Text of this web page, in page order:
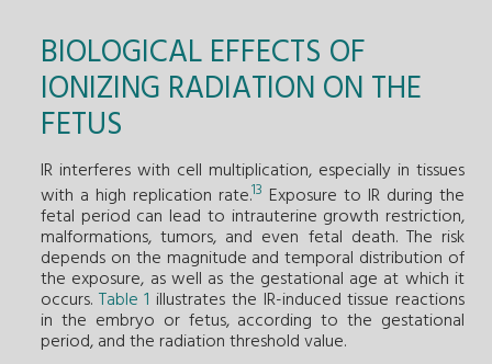
BIOLOGICAL EFFECTS OF
IONIZING RADIATION ON THE
FETUS
IR interferes with cell multiplication, especially in tissues
with a high replication rate.13 Exposure to IR during the
fetal period can lead to intrauterine growth restriction,
malformations, tumors, and even fetal death. The risk
depends on the magnitude and temporal distribution of
the exposure, as well as the gestational age at which it
occurs. Table 1 illustrates the IR-induced tissue reactions
in the embryo or fetus, according to the gestational
period, and the radiation threshold value.